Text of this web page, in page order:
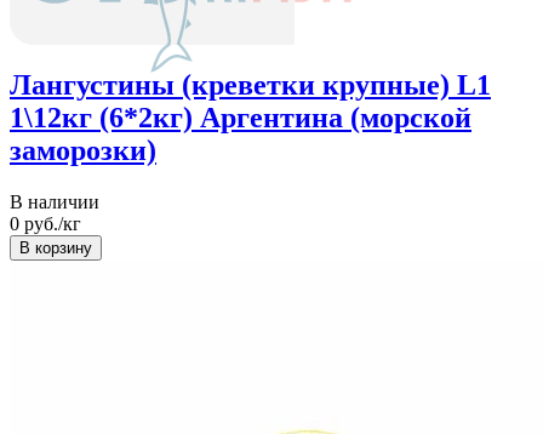
Лангустины (креветки крупные) L1
1\12кг (6*2кг) Аргентина (морской
заморозки)
В наличии
0 руб./кг